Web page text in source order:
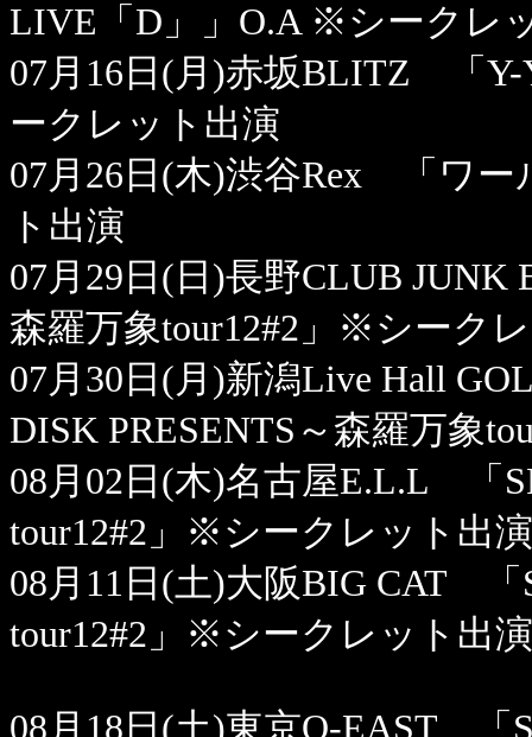
LIVE「D」」O.A ※シークレ
07月16日(月)赤坂BLITZ 「Y-
ークレット出演
07月26日(木)渋谷Rex 「ワ
ト出演
07月29日(日)長野CLUB
森羅万象tour12#2」※シーク
07月30日(月)新潟Live Hall
DISK PRESENTS～森羅万象
08月02日(木)名古屋E.L.L 「
tour12#2」※シークレット出演
08月11日(土)大阪BIG CAT 「
tour12#2」※シークレット出演
08月18日(土)東京O-EAST 「